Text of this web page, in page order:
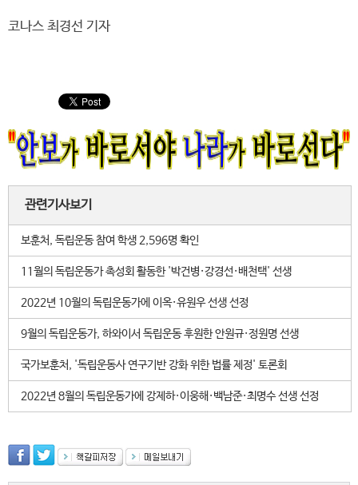
코나스 최경선 기자
관련기사보기
보훈처, 독립운동 참여 학생 2,596명 확인
11월의 독립운동가 촉성회 활동한 '박건병·강경선·배천택' 선생
2022년 10월의 독립운동가에 이옥·유원우 선생 선정
9월의 독립운동가, 하와이서 독립운동 후원한 안원규·정원명 선생
국가보훈처, '독립운동사 연구기반 강화 위한 법률 제정' 토론회
2022년 8월의 독립운동가에 강제하·이웅해·백남준·최명수 선생 선정